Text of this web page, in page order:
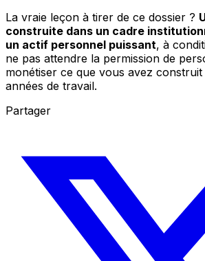
La vraie leçon à tirer de ce dossier ?
construite dans un cadre
un actif personnel puissant, à
ne pas attendre la permission de
monétiser ce que vous avez construit
années de travail.
Partager